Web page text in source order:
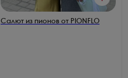
Салют из пионов от PIONFLO